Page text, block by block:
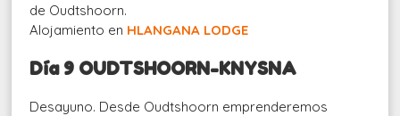
de Oudtshoorn.
Alojamiento en HLANGANA LODGE
Día 9 OUDTSHOORN-KNYSNA
Desayuno. Desde Oudtshoorn emprenderemos